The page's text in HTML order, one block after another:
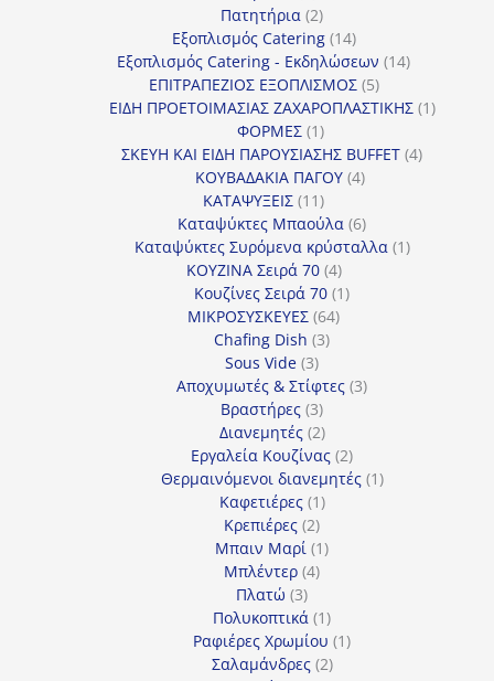
προϊόν
Πατητήρια 22
προϊόντα
Εξοπλισμός Catering 1414
προϊόντα
Εξοπλισμός Catering - Εκδηλώσεων 1414
ΕΠΙΤΡΑΠΕΖΙΟΣ ΕΞΟΠΛΙΣΜΟΣ 55
προϊόντα
ΕΙΔΗ ΠΡΟΕΤΟΙΜΑΣΙΑΣ ΖΑΧΑΡΟΠΛΑΣΤΙΚΗΣ 11
ΦΟΡΜΕΣ 11
προϊόν
ΣΚΕΥΗ ΚΑΙ ΕΙΔΗ ΠΑΡΟΥΣΙΑΣΗΣ BUFFET 44
ΚΟΥΒΑΔΑΚΙΑ ΠΑΓΟΥ 44
ΚΑΤΑΨΥΞΕΙΣ 1111
προϊόντα
Καταψύκτες Μπαούλα 66
προϊόντα
Καταψύκτες Συρόμενα κρύσταλλα 11
ΚΟΥΖΙΝΑ Σειρά 70 44
προϊόντα
Κουζίνες Σειρά 70 11
ΜΙΚΡΟΣΥΣΚΕΥΕΣ 6464
Chafing Dish 33
Sous Vide 33
προϊόντα
Αποχυμωτές & Στίφτες 33
Βραστήρες 33
προϊόντα
Διανεμητές 22
προϊόντα
Εργαλεία Κουζίνας 22
προϊόντα
Θερμαινόμενοι διανεμητές 11
Καφετιέρες 11
προϊόν
Κρεπιέρες 22
προϊόντα
Μπαιν Μαρί 11
Μπλέντερ 44
Πλατώ 33
προϊόντα
Πολυκοπτικά 11
προϊόν
Ραφιέρες Χρωμίου 11
Σαλαμάνδρες 22